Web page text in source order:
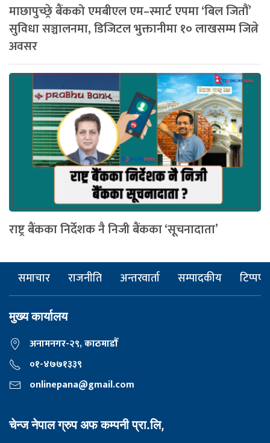
माछापुच्छ्रे बैंकको एमबीएल एम–स्मार्ट एपमा ‘बिल जितौं’
सुविधा सञ्चालनमा, डिजिटल भुक्तानीमा १० लाखसम्म जित्ने
अवसर
राष्ट्र बैंकका निर्देशक नै निजी बैंकका ‘सूचनादाता’
समाचार राजनीति अन्तरवार्ता सम्पादकीय टिप्पणी
मुख्य कार्यालय
अनामनगर-२९, काठमाडाैँ
०१-४७७१३३९
onlinepana@gmail.com
चेन्ज नेपाल ग्रुप अफ कम्पनी प्रा.लि,